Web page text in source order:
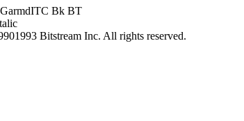
GarmdITC Bk BT
Bitstream Inc. All rights reserved.